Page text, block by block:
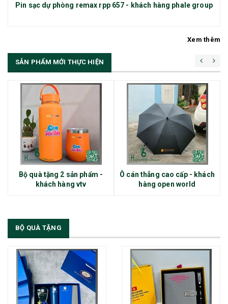
Pin sạc dự phòng remax rpp 657 - khách hàng phale group
Xem thêm
SẢN PHẨM MỚI THỰC HIỆN
Bộ quà tặng 2 sản phẩm -
khách hàng vtv
Ô cán thẳng cao cấp - khách
hàng open world
BỘ QUÀ TẶNG